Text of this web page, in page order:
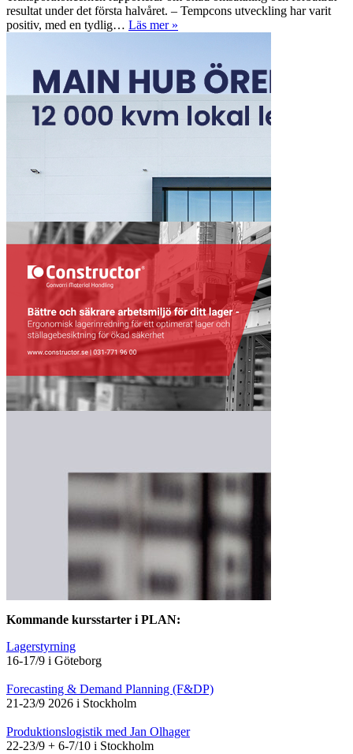
resultat under det första halvåret. – Tempcons utveckling har varit
positiv, med en tydlig… Läs mer »
Kommande kursstarter i PLAN:
Lagerstyrning
16-17/9 i Göteborg
Forecasting & Demand Planning (F&DP)
21-23/9 2026 i Stockholm
Produktionslogistik med Jan Olhager
22-23/9 + 6-7/10 i Stockholm